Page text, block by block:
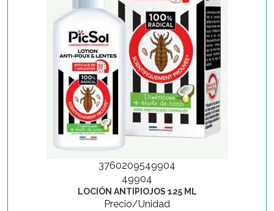
3760209549904
49904
LOCIÓN ANTIPIOJOS 125 ML
Precio/Unidad